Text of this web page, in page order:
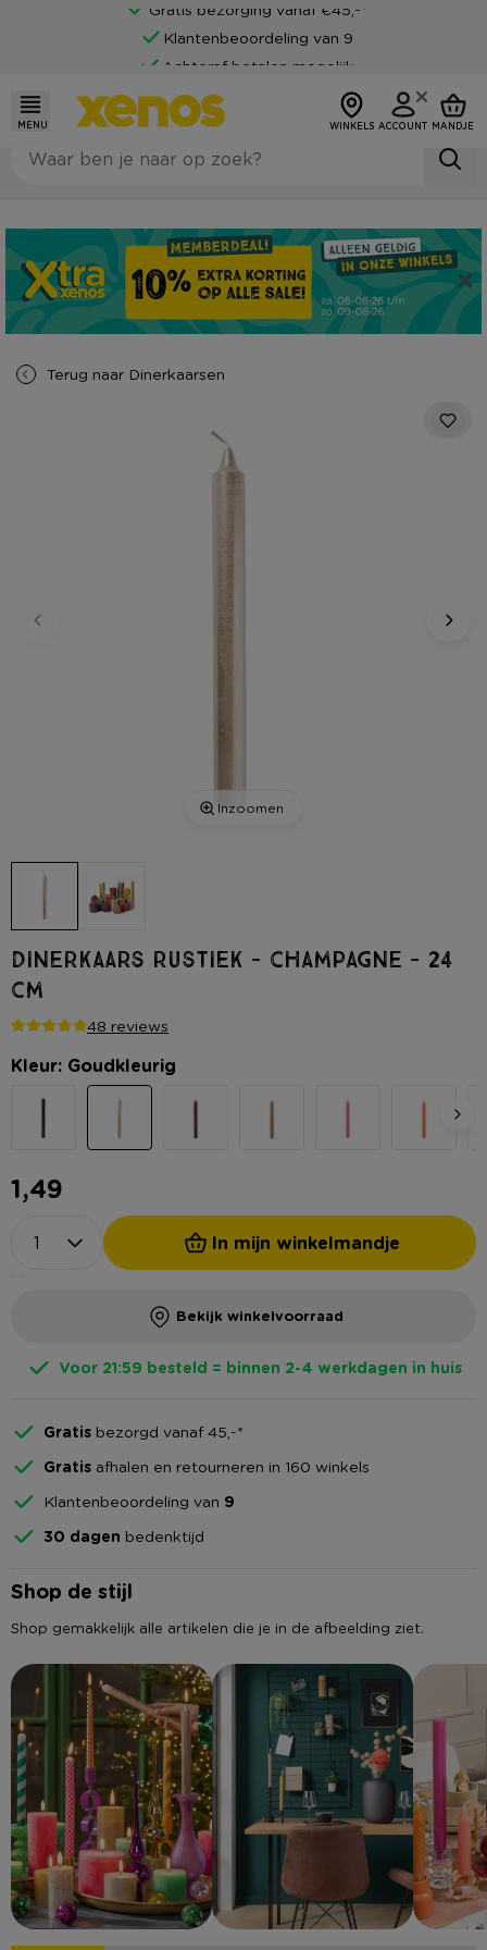
Gratis bezorging vanaf €45,-*
Klantenbeoordeling van 9
Achteraf betalen mogelijk
MENU WINKELS ACCOUNT MANDJE
Terug naar Dinerkaarsen
Inzoomen
Dinerkaars rustiek - champagne - 24
cm
48 reviews
Kleur: Goudkleurig
1,49
In mijn winkelmandje
Bekijk winkelvoorraad
Voor 21:59 besteld = binnen 2-4 werkdagen in huis
Gratis bezorgd vanaf 45,-*
Gratis afhalen en retourneren in 160 winkels
Klantenbeoordeling van 9
30 dagen bedenktijd
Shop de stijl
Shop gemakkelijk alle artikelen die je in de afbeelding ziet.